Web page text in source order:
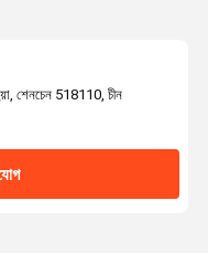
শেনচেন 518110, চীন